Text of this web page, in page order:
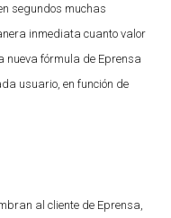
segundos muchas
inmediata cuanto valor
nueva fórmula de Eprensa
usuario, en función de
al cliente de Eprensa,